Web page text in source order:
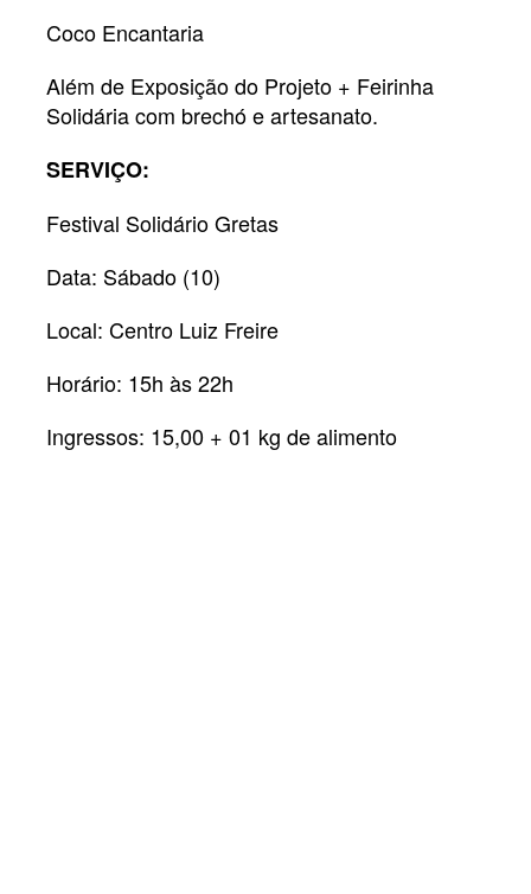
Coco Encantaria
Além de Exposição do Projeto + Feirinha
Solidária com brechó e artesanato.
SERVIÇO:
Festival Solidário Gretas
Data: Sábado (10)
Local: Centro Luiz Freire
Horário: 15h às 22h
Ingressos: 15,00 + 01 kg de alimento